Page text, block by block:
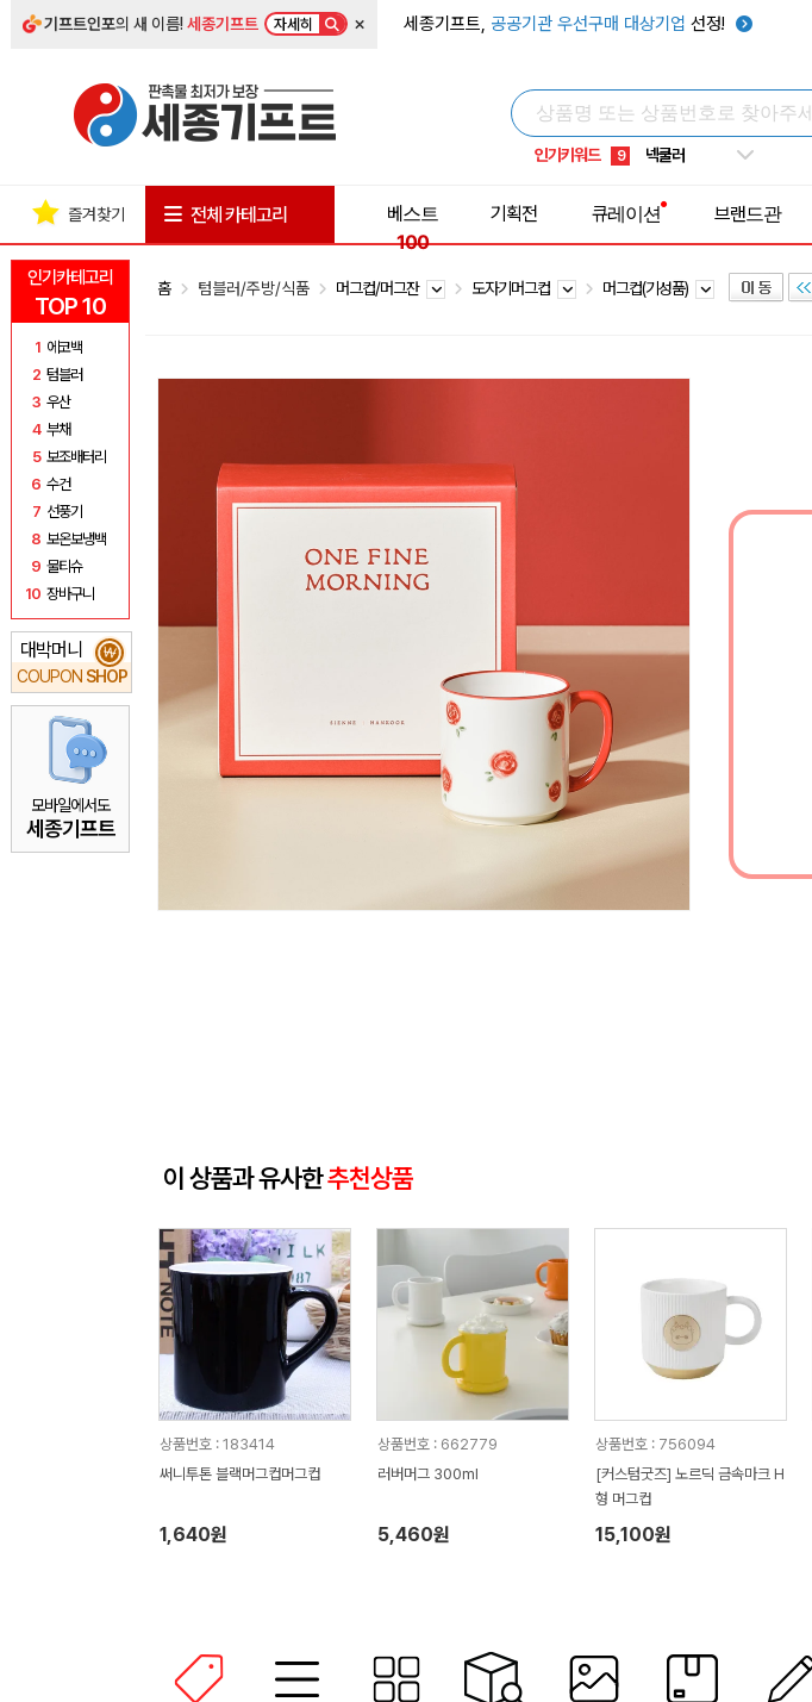
기프트인포의 새 이름!세종기프트 자세히 × 세종기프트, 공공기관 우선구매 대상기업 선정!
인기키워드
5 키캡
8 쿨토시
9 넥쿨러
1 선풍기
인기카테고리
TOP 10
1 에코백
2 텀블러
3 우산
4 부채
5 보조배터리
6 수건
7 선풍기
8 보온보냉백
9 물티슈
10 장바구니
대박머니
COUPON SHOP
₩
모바일에서도
세종기프트
즐겨찾기 전체 카테고리
베스트
100
기획전 큐레이션 브랜드관
홈 텀블러/주방/식품 머그컵/머그잔 도자기머그컵 머그컵(기성품)
이 상품과 유사한추천상품
상품번호 : 183414
써니투톤 블랙머그컵머그컵
1,640원
상품번호 : 662779
러버머그 300ml
5,460원
상품번호 : 756094
[커스텀굿즈] 노르딕 금속마크 H
형 머그컵
15,100원